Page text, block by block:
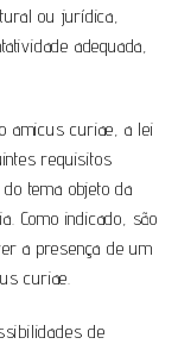
ou jurídica,
adequada,
amicus curiae, a lei
requisitos
tema objeto da
Como indicado, são
a presença de um
curiae.
de